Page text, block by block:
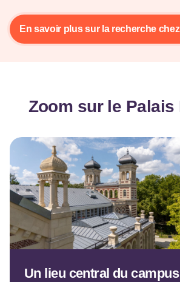
En savoir plus sur la recherche
Zoom sur le Palais
Un lieu central du campus